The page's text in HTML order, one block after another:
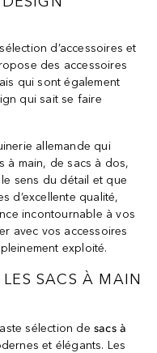
d’accessoires et
des accessoires
qui sont également
qui sait se faire
allemande qui
à main, de sacs à dos,
sens du détail et que
d’excellente qualité,
incontournable à vos
avec vos accessoires
exploité.
SACS À MAIN
sélection de sacs à
et élégants. Les